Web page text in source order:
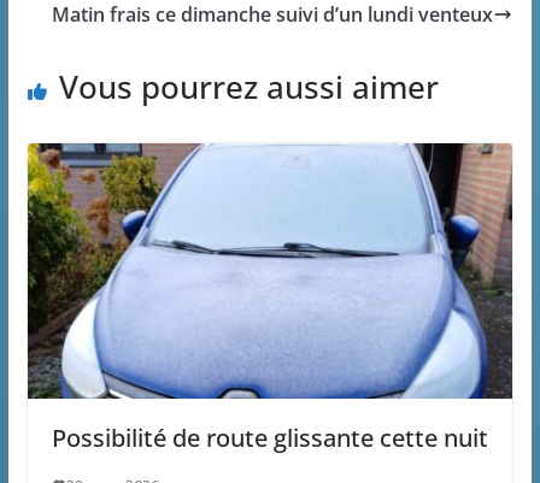
Matin frais ce dimanche suivi d’un lundi venteux
Vous pourrez aussi aimer
Possibilité de route glissante cette nuit